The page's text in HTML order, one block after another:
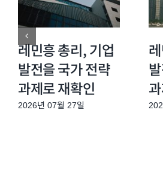
레민흥 총리, 기업
발전을 국가 전략
과제로 재확인
2026년 07월 27일